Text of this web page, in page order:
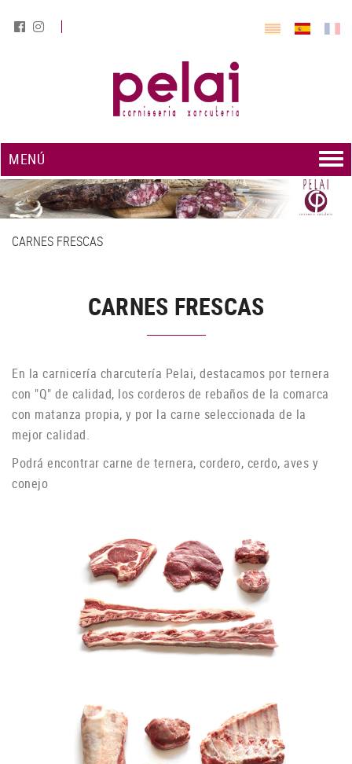
MENÚ
CARNES FRESCAS
CARNES FRESCAS
En la carnicería charcutería Pelai, destacamos por ternera
con "Q" de calidad, los corderos de rebaños de la comarca
con matanza propia, y por la carne seleccionada de la
mejor calidad.
Podrá encontrar carne de ternera, cordero, cerdo, aves y
conejo